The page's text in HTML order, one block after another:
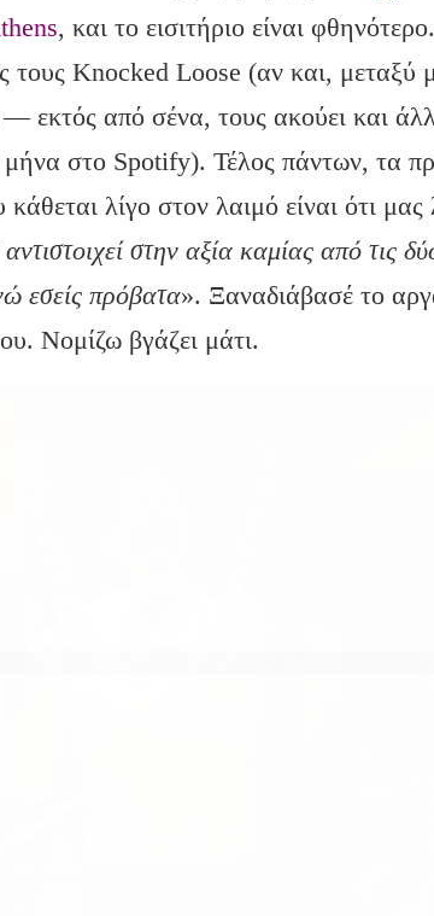
, και το εισιτήριο είναι
τους Knocked Loose (αν και, μεταξύ
εκτός από σένα, τους ακούει και
μήνα στο Spotify). Τέλος πάντων, τα
λίγο στον λαιμό είναι ότι μας
στην αξία καμίας από τις
εσείς πρόβατα». Ξαναδιάβασέ το
Νομίζω βγάζει μάτι.